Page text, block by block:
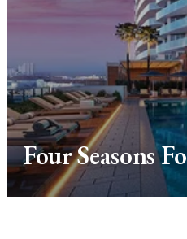
Four Seasons